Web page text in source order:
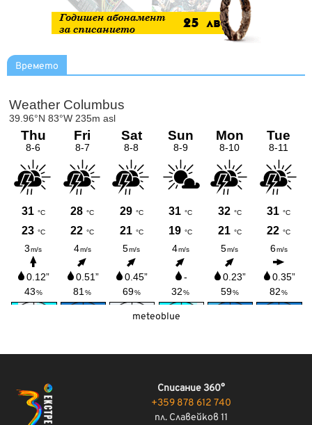
Времето
meteoblue
Списание 360°
+359 878 612 740
пл. Славейков 11